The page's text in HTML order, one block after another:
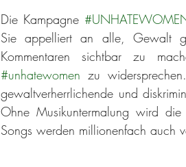
Die Kampagne
Sie appelliert an alle, Gewalt
#unhatewomen zu
gewaltverherrlichende und
Ohne Musikuntermalung wird
Songs werden millionenfach auch